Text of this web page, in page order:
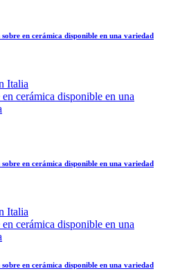
en cerámica disponible en una variedad
en cerámica disponible en una variedad
en cerámica disponible en una variedad